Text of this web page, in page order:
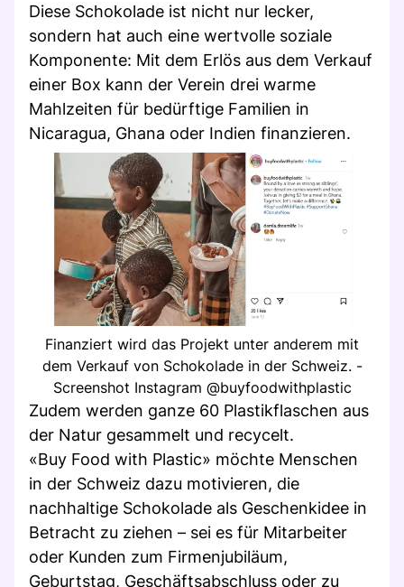
Diese Schokolade ist nicht nur lecker,
sondern hat auch eine wertvolle soziale
Komponente: Mit dem Erlös aus dem Verkauf
einer Box kann der Verein drei warme
Mahlzeiten für bedürftige Familien in
Nicaragua, Ghana oder Indien finanzieren.
Finanziert wird das Projekt unter anderem mit
dem Verkauf von Schokolade in der Schweiz. -
Screenshot Instagram @buyfoodwithplastic
Zudem werden ganze 60 Plastikflaschen aus
der Natur gesammelt und recycelt.
«Buy Food with Plastic» möchte Menschen
in der Schweiz dazu motivieren, die
nachhaltige Schokolade als Geschenkidee in
Betracht zu ziehen – sei es für Mitarbeiter
oder Kunden zum Firmenjubiläum,
Geburtstag, Geschäftsabschluss oder zu